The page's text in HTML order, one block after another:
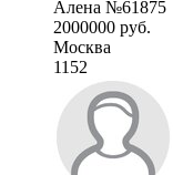
Алена №61875
2000000 руб.
Москва
1152